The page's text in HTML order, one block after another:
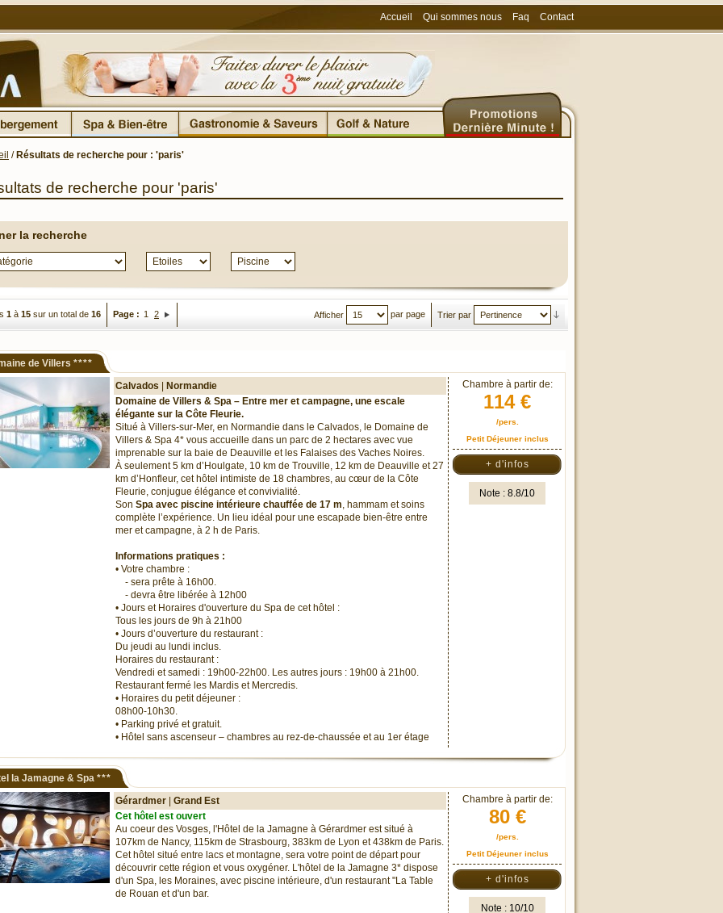
Accueil Qui sommes nous Faq Contact
/ Résultats de recherche pour : 'paris'
de recherche pour 'paris'
la recherche
1 à 15 sur un total de 16 Page : 1 2 Trier par
Afficher par page
de Villers ****
Calvados
Normandie
Domaine de Villers & Spa – Entre mer et campagne, une escale
élégante sur la Côte Fleurie.
Situé à Villers-sur-Mer, en Normandie dans le Calvados, le Domaine de
Villers & Spa 4* vous accueille dans un parc de 2 hectares avec vue
imprenable sur la baie de Deauville et les Falaises des Vaches Noires.
À seulement 5 km d’Houlgate, 10 km de Trouville, 12 km de Deauville et 27
km d’Honfleur, cet hôtel intimiste de 18 chambres, au cœur de la Côte
Fleurie, conjugue élégance et convivialité.
Son Spa avec piscine intérieure chauffée de 17 m, hammam et soins
complète l’expérience. Un lieu idéal pour une escapade bien-être entre
mer et campagne, à 2 h de Paris.
Informations pratiques :
• Votre chambre :
- sera prête à 16h00.
- devra être libérée à 12h00
• Jours et Horaires d'ouverture du Spa de cet hôtel :
Tous les jours de 9h à 21h00
• Jours d’ouverture du restaurant :
Du jeudi au lundi inclus.
Horaires du restaurant :
Vendredi et samedi : 19h00-22h00. Les autres jours : 19h00 à 21h00.
Restaurant fermé les Mardis et Mercredis.
• Horaires du petit déjeuner :
08h00-10h30.
• Parking privé et gratuit.
• Hôtel sans ascenseur – chambres au rez-de-chaussée et au 1er étage
Chambre à partir de:
114 €
/pers.
Petit Déjeuner inclus
+ d'infos
Note : 8.8/10
la Jamagne & Spa ***
Gérardmer
Grand Est
Cet hôtel est ouvert
Au coeur des Vosges, l'Hôtel de la Jamagne à Gérardmer est situé à
107km de Nancy, 115km de Strasbourg, 383km de Lyon et 438km de Paris.
Cet hôtel situé entre lacs et montagne, sera votre point de départ pour
découvrir cette région et vous oxygéner. L'hôtel de la Jamagne 3* dispose
d'un Spa, les Moraines, avec piscine intérieure, d'un restaurant "La Table
de Rouan et d'un bar.
Chambre à partir de:
80 €
/pers.
Petit Déjeuner inclus
+ d'infos
Note : 10/10